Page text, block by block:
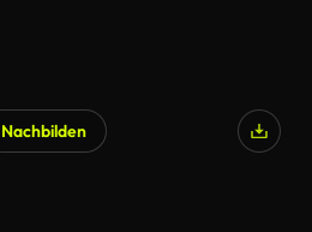
Nachbilden